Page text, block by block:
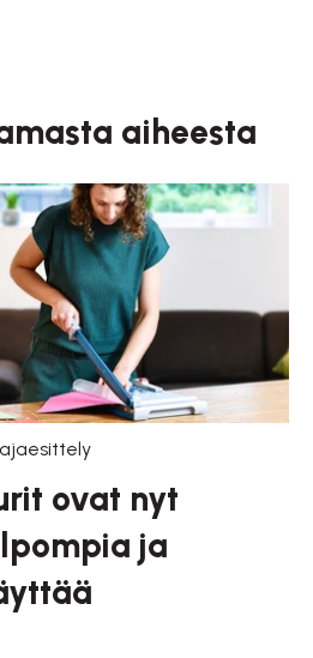
aiheesta
ovat nyt
ja